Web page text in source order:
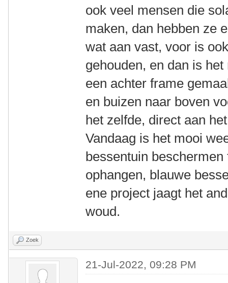
ook veel mensen die
maken, dan hebben ze
wat aan vast, voor is
gehouden, en dan is
een achter frame
en buizen naar boven
het zelfde, direct aan
Vandaag is het mooi
bessentuin
ophangen, blauwe
ene project jaagt het
woud.
Zoek
21-Jul-2022, 09:28 PM